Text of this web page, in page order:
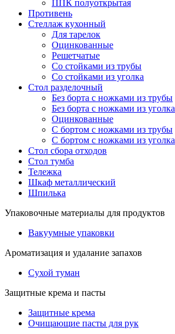
ППК полуоткрытая
Противень
Стеллаж кухонный
Для тарелок
Оцинкованные
Решетчатые
Со стойками из трубы
Со стойками из уголка
Стол разделочный
Без борта с ножками из трубы
Без борта с ножками из уголка
Оцинкованные
С бортом с ножками из трубы
С бортом с ножками из уголка
Стол сбора отходов
Стол тумба
Тележка
Шкаф металлический
Шпилька
Упаковочные материалы для продуктов
Вакуумные упаковки
Ароматизация и удалание запахов
Сухой туман
Защитные крема и пасты
Защитные крема
Очищающие пасты для рук